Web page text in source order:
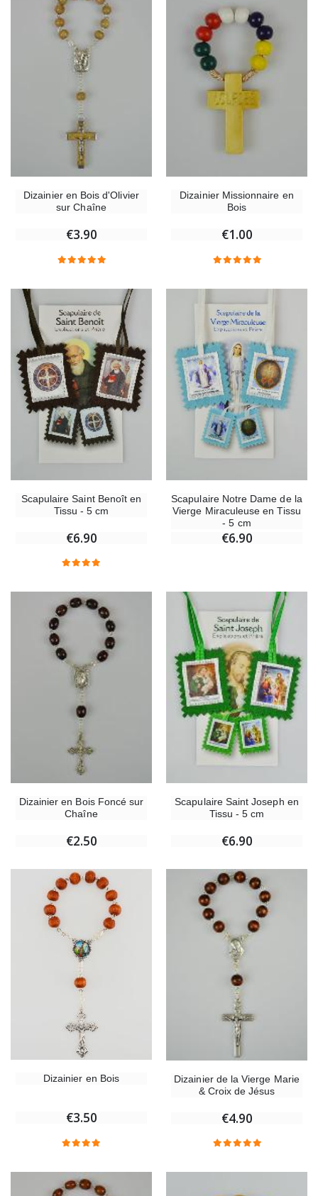
Dizainier en Bois d'Olivier
sur Chaîne
€3.90
Dizainier Missionnaire en
Bois
€1.00
Scapulaire Saint Benoît en
Tissu - 5 cm
€6.90
Scapulaire Notre Dame de la
Vierge Miraculeuse en Tissu
- 5 cm
€6.90
Dizainier en Bois Foncé sur
Chaîne
€2.50
Scapulaire Saint Joseph en
Tissu - 5 cm
€6.90
Dizainier en Bois
€3.50
Dizainier de la Vierge Marie
& Croix de Jésus
€4.90